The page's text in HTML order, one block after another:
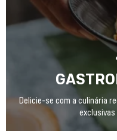
Delicie-se com a culinária